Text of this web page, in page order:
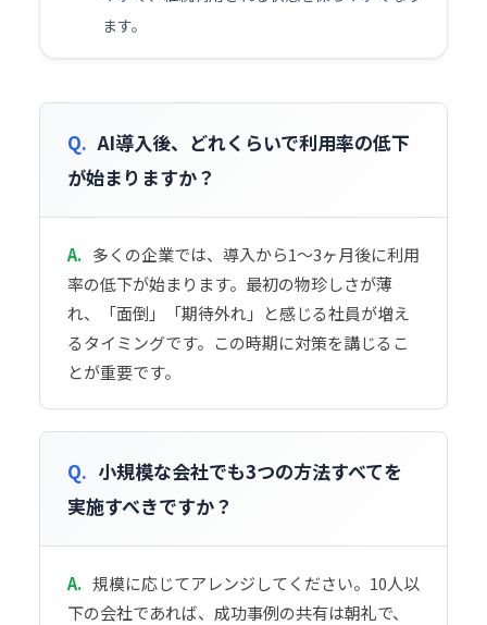
ます。
Q. AI導入後、どれくらいで利用率の低下
が始まりますか？
A. 多くの企業では、導入から1〜3ヶ月後に利用
率の低下が始まります。最初の物珍しさが薄
れ、「面倒」「期待外れ」と感じる社員が増え
るタイミングです。この時期に対策を講じるこ
とが重要です。
Q. 小規模な会社でも3つの方法すべてを
実施すべきですか？
A. 規模に応じてアレンジしてください。10人以
下の会社であれば、成功事例の共有は朝礼で、